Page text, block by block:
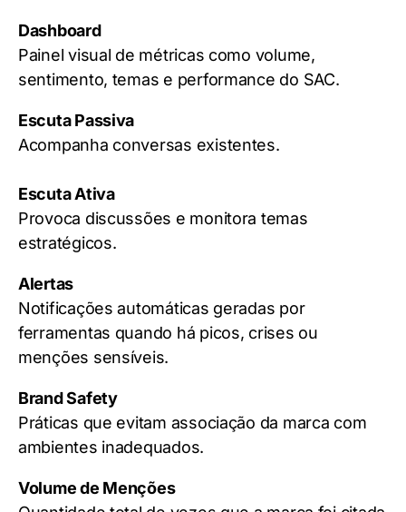
Dashboard
Painel visual de métricas como volume,
sentimento, temas e performance do SAC.
Escuta Passiva
Acompanha conversas existentes.
Escuta Ativa
Provoca discussões e monitora temas
estratégicos.
Alertas
Notificações automáticas geradas por
ferramentas quando há picos, crises ou
menções sensíveis.
Brand Safety
Práticas que evitam associação da marca com
ambientes inadequados.
Volume de Menções